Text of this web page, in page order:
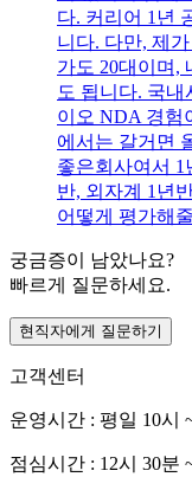
다. 커리어 1년
니다. 다만, 제
가도 20대이며,
도 됩니다. 국
이오 NDA 경험
에서는 갈거면
좋은회사여서 1
반, 외자계 1년
어떻게 평가해
궁금증이 남았나요?
빠르게 질문하세요.
현직자에게 질문하기
고객센터
운영시간 : 평일 10시
점심시간 : 12시 30분